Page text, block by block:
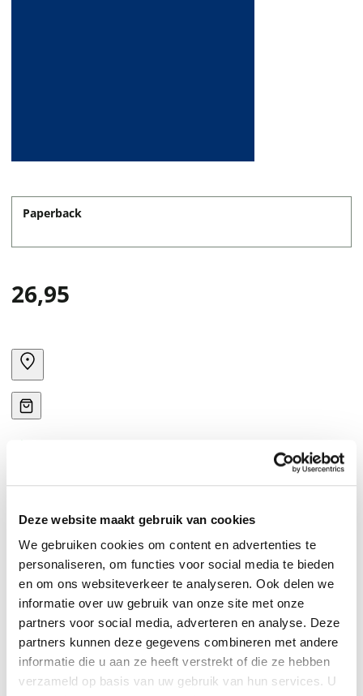
Deze website maakt gebruik van cookies
We gebruiken cookies om content en advertenties te
personaliseren, om functies voor social media te bieden
en om ons websiteverkeer te analyseren. Ook delen we
informatie over uw gebruik van onze site met onze
partners voor social media, adverteren en analyse. Deze
partners kunnen deze gegevens combineren met andere
informatie die u aan ze heeft verstrekt of die ze hebben
verzameld op basis van uw gebruik van hun services. U
Paperback
26,95